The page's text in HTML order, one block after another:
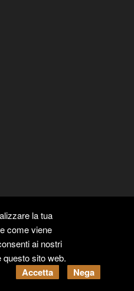
bySTUDIO 99. Tutti i diritti
la tua
come viene
ai nostri
sito web.
Accetta Nega